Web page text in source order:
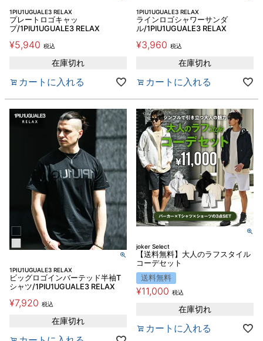
1PIU1UGUALE3 RELAX
プレートロゴキャッ
プ/1PIU1UGUALE3 RELAX
¥5,940 税込
在庫切れ
カートに入れる
1PIU1UGUALE3 RELAX
ラインロゴシャワーサンダ
ル/1PIU1UGUALE3 RELAX
¥3,960 税込
在庫切れ
カートに入れる
1PIU1UGUALE3 RELAX
ビッグロゴインバーテッド半袖T
シャツ/1PIU1UGUALE3 RELAX
¥7,920 税込
在庫切れ
joker Select
【送料無料】大人のラフスタイル
コーデセット
送料無料
¥11,000 税込
在庫切れ
カートに入れる